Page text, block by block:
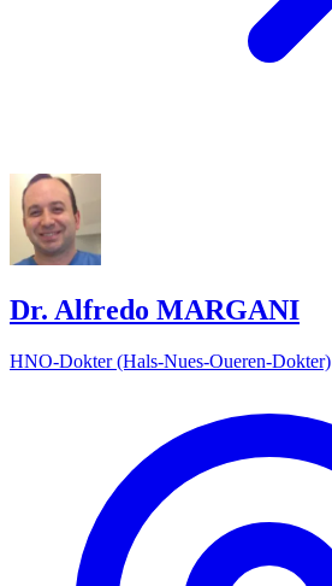
Dr. Alfredo MARGANI
HNO-Dokter (Hals-Nues-Oueren-Dokter)